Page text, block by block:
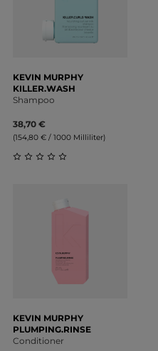
KEVIN MURPHY
KILLER.WASH
Shampoo
38,70 €
(154,80 € / 1000 Milliliter)
KEVIN MURPHY
PLUMPING.RINSE
Conditioner